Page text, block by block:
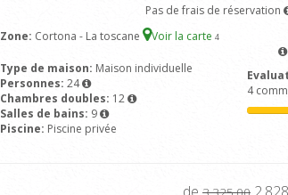
Pas de frais de réservation
Zone: Cortona - La toscane Voir la carte 4
Type de maison: Maison individuelle
Personnes: 24
Chambres doubles: 12
Salles de bains: 9
Piscine: Piscine privée
4